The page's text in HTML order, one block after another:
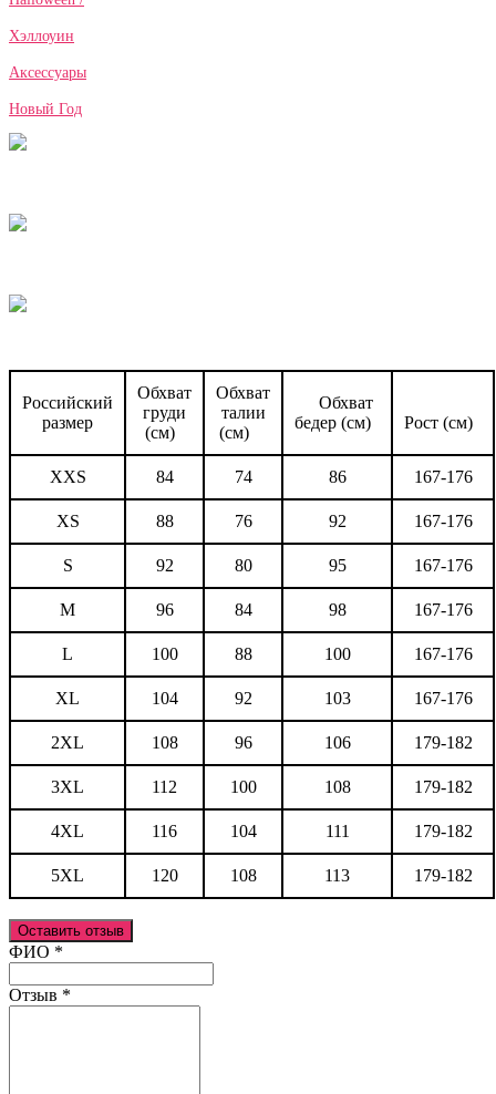
Хэллоуин
Аксессуары
Новый Год
Российский
размер
Обхват
груди
(см)
Обхват
талии
(см)
Обхват
бедер (см)
Рост (см)
XXS 84 74 86 167-176
XS 88 76 92 167-176
S 92 80 95 167-176
M 96 84 98 167-176
L 100 88 100 167-176
XL 104 92 103 167-176
2XL 108 96 106 179-182
3XL 112 100 108 179-182
4XL 116 104 111 179-182
5XL 120 108 113 179-182
Оставить отзыв
Ваш отзыв был отправлен!
ФИО *
Отзыв *